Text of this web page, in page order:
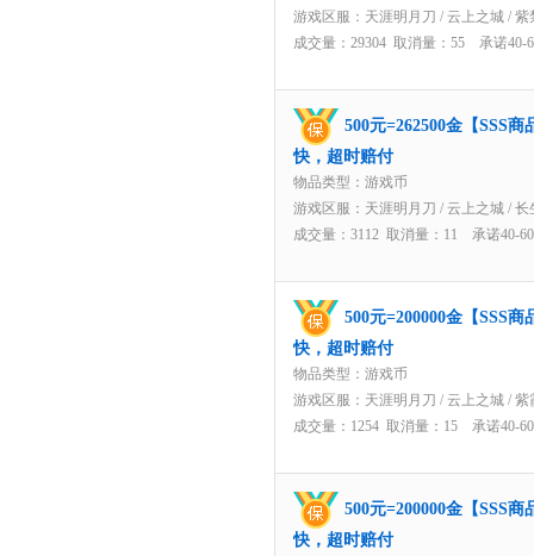
游戏区服： 天涯明月刀 / 云上之城 / 紫
成交量：29304 取消量：55 承诺40-
500元=262500金【SSS
快，超时赔付
物品类型：游戏币
游戏区服： 天涯明月刀 / 云上之城 / 长
成交量：3112 取消量：11 承诺40-
500元=200000金【SSS
快，超时赔付
物品类型：游戏币
游戏区服： 天涯明月刀 / 云上之城 / 紫
成交量：1254 取消量：15 承诺40-
500元=200000金【SSS
快，超时赔付